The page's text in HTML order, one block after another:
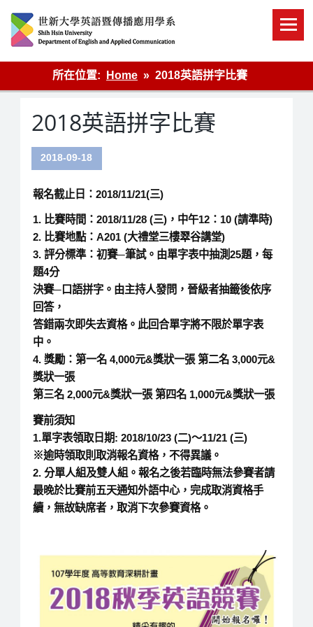
content
英語傳播
所在位置:
Home 2018英語拼字比賽
2018英語拼字比賽
2018-09-18
報名截止日：2018/11/21(三)
1. 比賽時間：2018/11/28 (三)，中午12：10 (請準時)
2. 比賽地點：A201 (大禮堂三樓翠谷講堂)
3. 評分標準：初賽─筆試。由單字表中抽測25題，每
題4分
決賽─口語拼字。由主持人發問，晉級者抽籤後依序
回答，
答錯兩次即失去資格。此回合單字將不限於單字表
中。
4. 獎勵：第一名 4,000元&獎狀一張 第二名 3,000元&
獎狀一張
第三名 2,000元&獎狀一張 第四名 1,000元&獎狀一張
賽前須知
1.單字表領取日期: 2018/10/23 (二)～11/21 (三)
※逾時領取則取消報名資格，不得異議。
2. 分單人組及雙人組。報名之後若臨時無法參賽者請
最晚於比賽前五天通知外語中心，完成取消資格手
續，無故缺席者，取消下次參賽資格。